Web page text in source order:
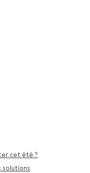
cet été ?
solutions